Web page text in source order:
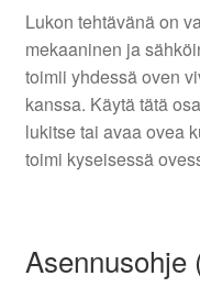
Lukon tehtävänä on
mekaaninen ja
toimii yhdessä oven
kanssa. Käytä tätä
lukitse tai avaa ovea
toimi kyseisessä
Asennusohje